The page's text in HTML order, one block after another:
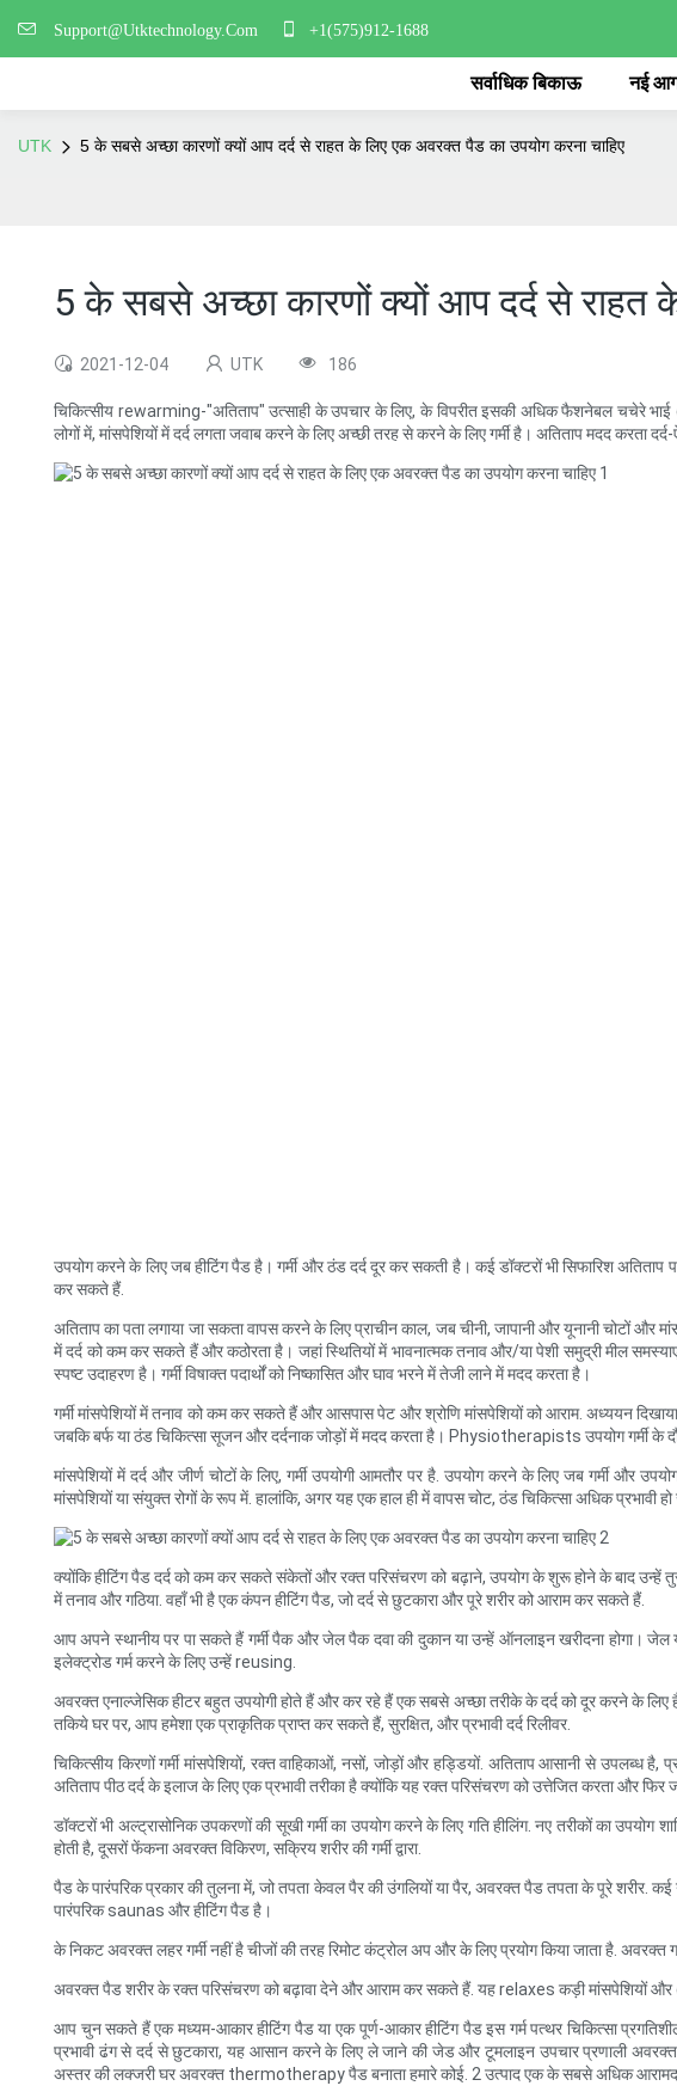
Support@Utktechnology.Com +1(575)912-1688
सर्वाधिक बिकाऊ नई
UTK 5 के सबसे अच्छा कारणों क्यों आप दर्द से राहत के लिए एक अवरक्त पैड का उपयोग करना चाहिए
5 के सबसे अच्छा कारणों क्यों आप दर्द से राहत
2021-12-04 UTK 186
चिकित्सीय rewarming-"अतिताप" उत्साही के उपचार के लिए, के विपरीत इसकी अधिक फैशनेबल चचेरे
लोगों में, मांसपेशियों में दर्द लगता जवाब करने के लिए अच्छी तरह से करने के लिए गर्मी है। अतिताप मदद करता
उपयोग करने के लिए जब हीटिंग पैड है। गर्मी और ठंड दर्द दूर कर सकती है। कई डॉक्टरों भी सिफारिश
कर सकते हैं.
अतिताप का पता लगाया जा सकता वापस करने के लिए प्राचीन काल, जब चीनी, जापानी और यूनानी चोटों और
में दर्द को कम कर सकते हैं और कठोरता है। जहां स्थितियों में भावनात्मक तनाव और/या पेशी समुद्री मील
स्पष्ट उदाहरण है। गर्मी विषाक्त पदार्थों को निष्कासित और घाव भरने में तेजी लाने में मदद करता है।
गर्मी मांसपेशियों में तनाव को कम कर सकते हैं और आसपास पेट और श्रोणि मांसपेशियों को आराम. अध्ययन
जबकि बर्फ या ठंड चिकित्सा सूजन और दर्दनाक जोड़ों में मदद करता है। Physiotherapists उपयोग गर्मी के
मांसपेशियों में दर्द और जीर्ण चोटों के लिए, गर्मी उपयोगी आमतौर पर है. उपयोग करने के लिए जब गर्मी और
मांसपेशियों या संयुक्त रोगों के रूप में. हालांकि, अगर यह एक हाल ही में वापस चोट, ठंड चिकित्सा अधिक
क्योंकि हीटिंग पैड दर्द को कम कर सकते संकेतों और रक्त परिसंचरण को बढ़ाने, उपयोग के शुरू होने के बाद उन्हें
में तनाव और गठिया. वहाँ भी है एक कंपन हीटिंग पैड, जो दर्द से छुटकारा और पूरे शरीर को आराम कर सकते हैं.
आप अपने स्थानीय पर पा सकते हैं गर्मी पैक और जेल पैक दवा की दुकान या उन्हें ऑनलाइन खरीदना होगा।
इलेक्ट्रोड गर्म करने के लिए उन्हें reusing.
अवरक्त एनाल्जेसिक हीटर बहुत उपयोगी होते हैं और कर रहे हैं एक सबसे अच्छा तरीके के दर्द को दूर करने के
तकिये घर पर, आप हमेशा एक प्राकृतिक प्राप्त कर सकते हैं, सुरक्षित, और प्रभावी दर्द रिलीवर.
चिकित्सीय किरणों गर्मी मांसपेशियों, रक्त वाहिकाओं, नसों, जोड़ों और हड्डियों. अतिताप आसानी से
अतिताप पीठ दर्द के इलाज के लिए एक प्रभावी तरीका है क्योंकि यह रक्त परिसंचरण को उत्तेजित करता और
डॉक्टरों भी अल्ट्रासोनिक उपकरणों की सूखी गर्मी का उपयोग करने के लिए गति हीलिंग. नए तरीकों का
होती है, दूसरों फेंकना अवरक्त विकिरण, सक्रिय शरीर की गर्मी द्वारा.
पैड के पारंपरिक प्रकार की तुलना में, जो तपता केवल पैर की उंगलियों या पैर, अवरक्त पैड तपता के पूरे शरीर.
पारंपरिक saunas और हीटिंग पैड है।
के निकट अवरक्त लहर गर्मी नहीं है चीजों की तरह रिमोट कंट्रोल अप और के लिए प्रयोग किया जाता है.
अवरक्त पैड शरीर के रक्त परिसंचरण को बढ़ावा देने और आराम कर सकते हैं. यह relaxes कड़ी
आप चुन सकते हैं एक मध्यम-आकार हीटिंग पैड या एक पूर्ण-आकार हीटिंग पैड इस गर्म पत्थर चिकित्सा
प्रभावी ढंग से दर्द से छुटकारा, यह आसान करने के लिए ले जाने की जेड और टूमलाइन उपचार प्रणाली
अस्तर की लक्जरी घर अवरक्त thermotherapy पैड बनाता हमारे कोई. 2 उत्पाद एक के सबसे अधिक